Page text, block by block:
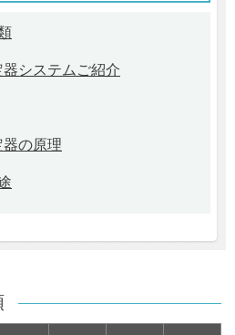
システムご紹介
の原理